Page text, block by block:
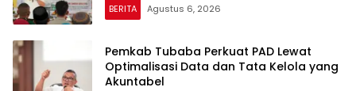
BERITA Agustus 6, 2026
Pemkab Tubaba Perkuat PAD Lewat
Optimalisasi Data dan Tata Kelola yang
Akuntabel